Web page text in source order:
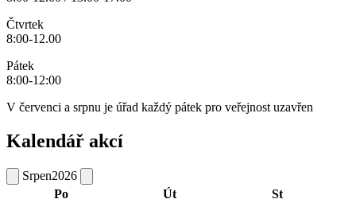
Čtvrtek
8:00-12.00
Pátek
8:00-12:00
V červenci a srpnu je úřad každý pátek pro veřejnost uzavřen
Kalendář akcí
Srpen2026
Po
Út
St